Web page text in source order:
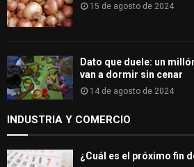
15 de agosto de 2024
Dato que duele: un
van a dormir sin cenar
14 de agosto de 2024
INDUSTRIA Y COMERCIO
¿Cuál es el próximo fin